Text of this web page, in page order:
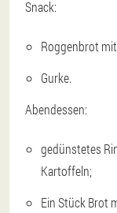
Snack:
Roggenbrot
Gurke.
Abendessen:
gedünstetes
Kartoffeln;
Ein Stück Brot